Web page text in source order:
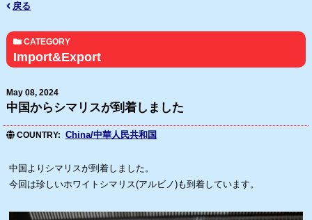
戻る
CATEGORY
Import&Export
May 08, 2024
中国からシマリスが到着しました
COUNTRY China/中華人民共和国
中国よりシマリスが到着しました。
今回は珍しいホワイトシマリス(アルビノ)も到着しています。